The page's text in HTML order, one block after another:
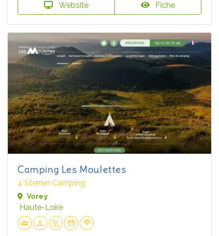
Website Fiche
Camping Les Moulettes
4 Sterren Camping
Vorey
Haute-Loire